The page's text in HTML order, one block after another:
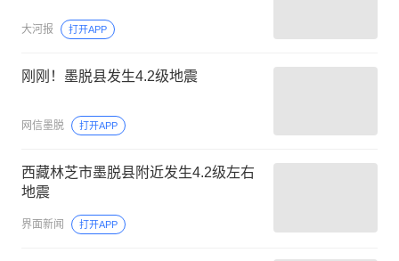
大河报 打开APP
刚刚！墨脱县发生4.2级地震
网信墨脱 打开APP
西藏林芝市墨脱县附近发生4.2级左右
地震
界面新闻 打开APP